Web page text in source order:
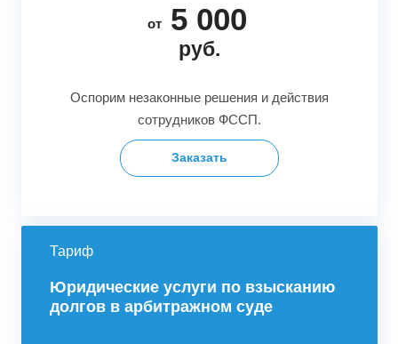
от 5 000
руб.
Оспорим незаконные решения и действия
сотрудников ФССП.
Заказать
Тариф
Юридические услуги по взысканию
долгов в арбитражном суде